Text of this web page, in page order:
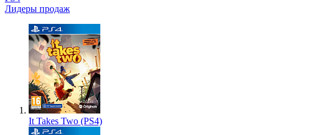
Лидеры продаж
It Takes Two (PS4)